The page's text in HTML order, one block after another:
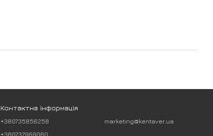
Контактна інформація
+380735856258
+380737969060
marketing@kentaver.ua